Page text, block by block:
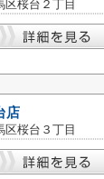
区桜台２丁目
店
区桜台３丁目